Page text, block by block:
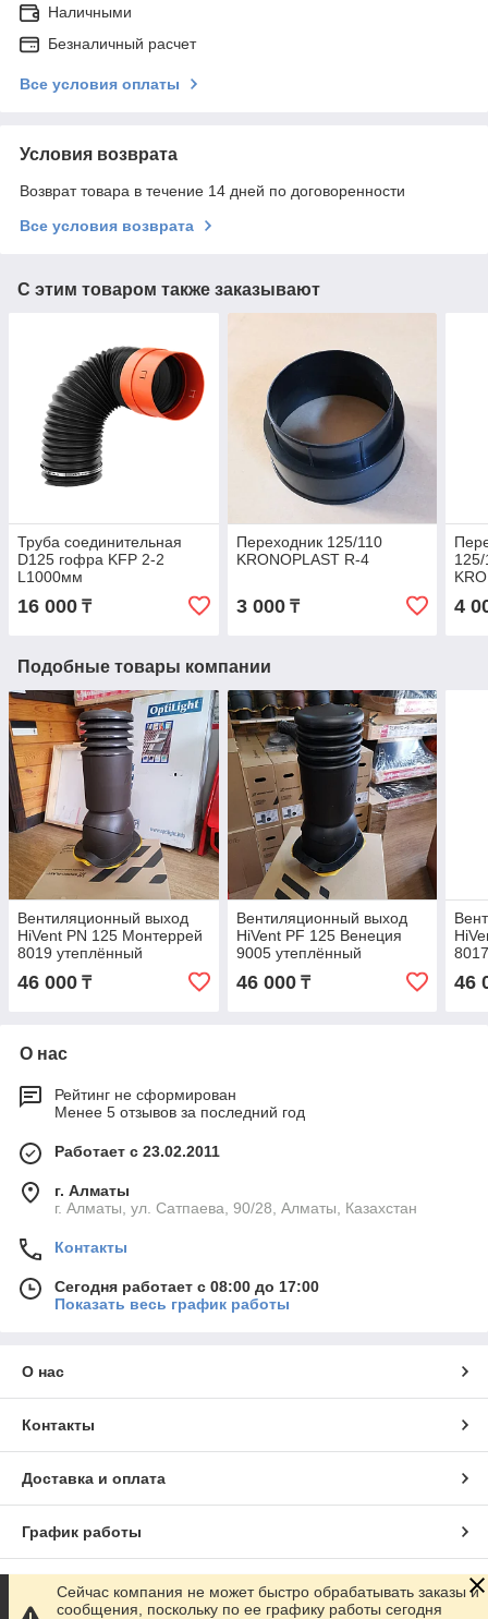
Наличными
Безналичный расчет
Все условия оплаты
Условия возврата
Возврат товара в течение 14 дней по договоренности
Все условия возврата
С этим товаром также заказывают
Труба соединительная
D125 гофра KFP 2-2
L1000мм
16 000 ₸
Переходник 125/110
KRONOPLAST R-4
3 000₸ 4
Подобные товары компании
Вентиляционный выход
HiVent PN 125 Монтеррей
8019 утеплённый
46 000 ₸
Вентиляционный выход
HiVent PF 125 Венеция
9005 утеплённый
46 000₸ 46
О нас
Рейтинг не сформирован
Менее 5 отзывов за последний год
Работает с 23.02.2011
г. Алматы
г. Алматы, ул. Сатпаева, 90/28, Алматы, Казахстан
Контакты
Сегодня работает с 08:00 до 17:00
Показать весь график работы
О нас
Контакты
Доставка и оплата
График работы
Полная версия сайта
Сейчас компания не может быстро обрабатывать заказы и
сообщения, поскольку по ее графику работы сегодня